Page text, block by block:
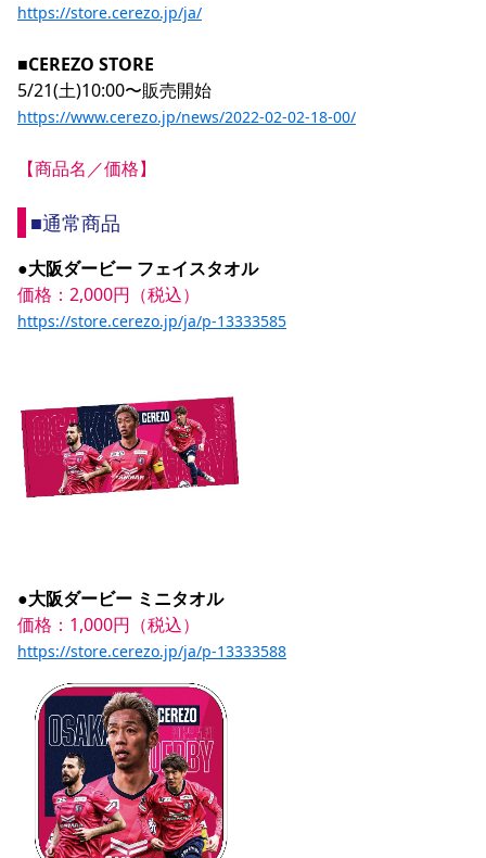
DAZNで観戦
アウェイツアー
アウェイツアー
よくある質問
サステナビリティポリシー
スポーツクラブ
スポーツクラブ
関連団体/施設
セレッソスポーツパーク舞洲
セレッソ大阪アカデミー
アカデミー
https://store.cerezo.jp/ja/
■CEREZO STORE
https://www.cerezo.jp/news/2022-02-02-18-00/
【商品名／価格】
■通常商品
●大阪ダービー フェイスタオル
価格：2,000円（税込）
https://store.cerezo.jp/ja/p-13333585
●大阪ダービー ミニタオル
価格：1,000円（税込）
https://store.cerezo.jp/ja/p-13333588